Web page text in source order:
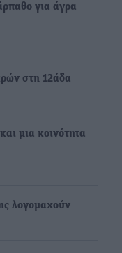
για άγρα
στη 12άδα
μια κοινότητα
λογομαχούν